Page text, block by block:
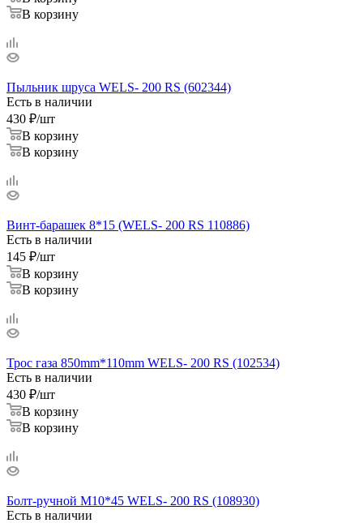
В корзину
Пыльник шруса WELS- 200 RS (602344)
Есть в наличии
430 ₽/шт
В корзину
В корзину
Винт-барашек 8*15 (WELS- 200 RS 110886)
Есть в наличии
145 ₽/шт
В корзину
В корзину
Трос газа 850mm*110mm WELS- 200 RS (102534)
Есть в наличии
430 ₽/шт
В корзину
В корзину
Болт-ручной М10*45 WELS- 200 RS (108930)
Есть в наличии